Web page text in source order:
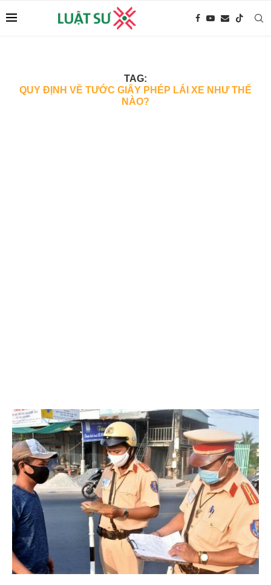
TAG:
QUY ĐỊNH VỀ TƯỚC GIẤY PHÉP LÁI XE NHƯ THẾ
NÀO?